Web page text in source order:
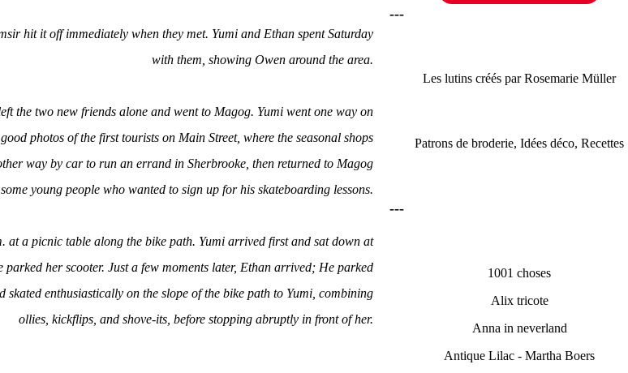
hit it off immediately when they met. Yumi and Ethan spent Saturday
with them, showing Owen around the area.
the two new friends alone and went to Magog. Yumi went one way on
photos of the first tourists on Main Street, where the seasonal shops
way by car to run an errand in Sherbrooke, then returned to Magog
young people who wanted to sign up for his skateboarding lessons.
at a picnic table along the bike path. Yumi arrived first and sat down at
parked her scooter. Just a few moments later, Ethan arrived; He parked
skated enthusiastically on the slope of the bike path to Yumi, combining
ollies, kickflips, and shove-its, before stopping abruptly in front of her.
---
Les lutins créés par Rosemarie Müller
Patrons de broderie, Idées déco, Recettes
---
1001 choses
Alix tricote
Anna in neverland
Antique Lilac - Martha Boers